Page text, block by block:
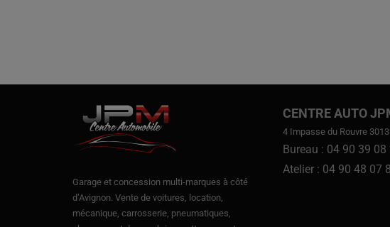
Garage et concession multi-marques à côté
d’Avignon. Vente de voitures , location,
mécanique, carrosserie, pneumatiques,
CENTRE AUTO
4 Impasse du Rouvre
Bureau : 04 90 39 08
Atelier : 04 90 48 07